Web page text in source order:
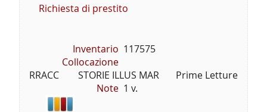
Richiesta di prestito
Inventario 117575
Collocazione
RRACC        STORIE ILLUS MAR       Prime Letture
Note 1 v.